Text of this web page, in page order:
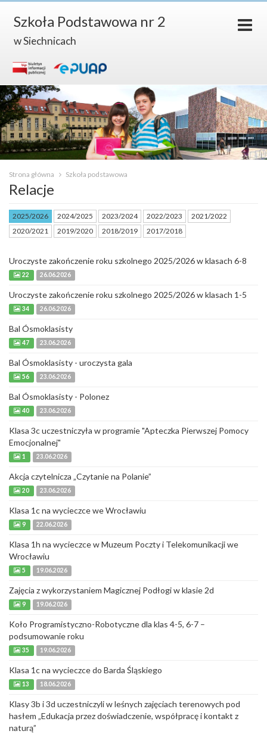
Szkoła Podstawowa nr 2
w Siechnicach
Strona główna Szkoła podstawowa
Relacje
2025/2026 2024/2025 2023/2024 2022/2023
2021/2022
2020/2021
2019/2020 2018/2019 2017/2018
Uroczyste zakończenie roku szkolnego 2025/2026 w klasach 6-8
22 26.06.2026
Uroczyste zakończenie roku szkolnego 2025/2026 w klasach 1-5
34 26.06.2026
Bal Ósmoklasisty
47 23.06.2026
Bal Ósmoklasisty - uroczysta gala
56 23.06.2026
Bal Ósmoklasisty - Polonez
40 23.06.2026
Klasa 3c uczestniczyła w programie "Apteczka Pierwszej Pomocy
Emocjonalnej"
1 23.06.2026
Akcja czytelnicza „Czytanie na Polanie”
20 23.06.2026
Klasa 1c na wycieczce we Wrocławiu
9 22.06.2026
Klasa 1h na wycieczce w Muzeum Poczty i Telekomunikacji we
Wrocławiu
5 19.06.2026
Zajęcia z wykorzystaniem Magicznej Podłogi w klasie 2d
9 19.06.2026
Koło Programistyczno-Robotyczne dla klas 4-5, 6-7 –
podsumowanie roku
35 19.06.2026
Klasa 1c na wycieczce do Barda Śląskiego
13 18.06.2026
Klasy 3b i 3d uczestniczyli w leśnych zajęciach terenowych pod
hasłem „Edukacja przez doświadczenie, współpracę i kontakt z
naturą”